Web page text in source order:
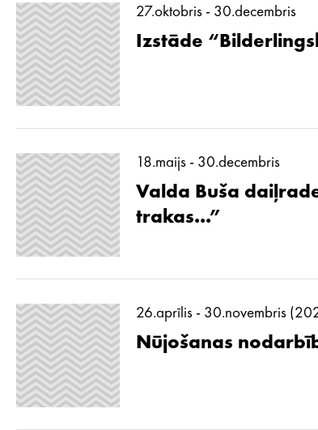
27.oktobris - 30.decembris
Izstāde
18.maijs - 30.decembris
Valda Buša
trakas...”
26.aprīlis - 30.novembris
Nūjošanas